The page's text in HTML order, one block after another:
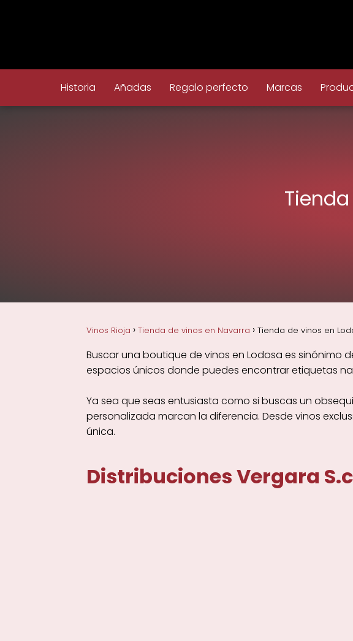
Historia Añadas Regalo perfecto Marcas
Vinos Rioja Tienda de vinos en Navarra Tienda de vinos en
Buscar una boutique de vinos en Lodosa es sinónimo
espacios únicos donde puedes encontrar etiquetas
Ya sea que seas entusiasta como si buscas un
personalizada marcan la diferencia. Desde vinos
única.
Distribuciones Vergara